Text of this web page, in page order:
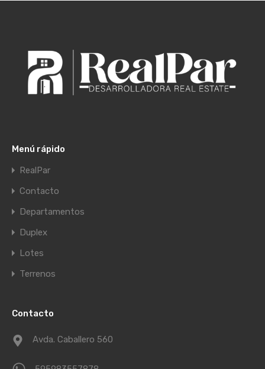
Menú rápido
RealPar
Contacto
Departamentos
Duplex
Lotes
Terrenos
Contacto
Avda. Caballero 560